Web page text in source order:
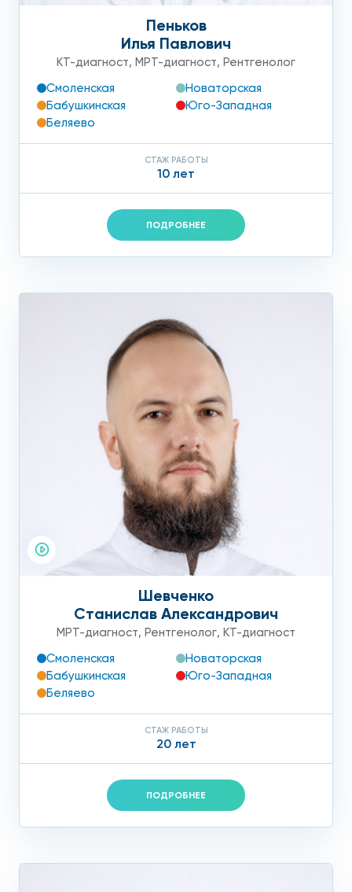
Пеньков
Илья Павлович
КТ-диагност, МРТ-диагност, Рентгенолог
Смоленская
Новаторская
Бабушкинская
Юго-Западная
Беляево
СТАЖ РАБОТЫ
10 лет
ПОДРОБНЕЕ
Шевченко
Станислав Александрович
МРТ-диагност, Рентгенолог, КТ-диагност
Смоленская
Новаторская
Бабушкинская
Юго-Западная
Беляево
СТАЖ РАБОТЫ
20 лет
ПОДРОБНЕЕ